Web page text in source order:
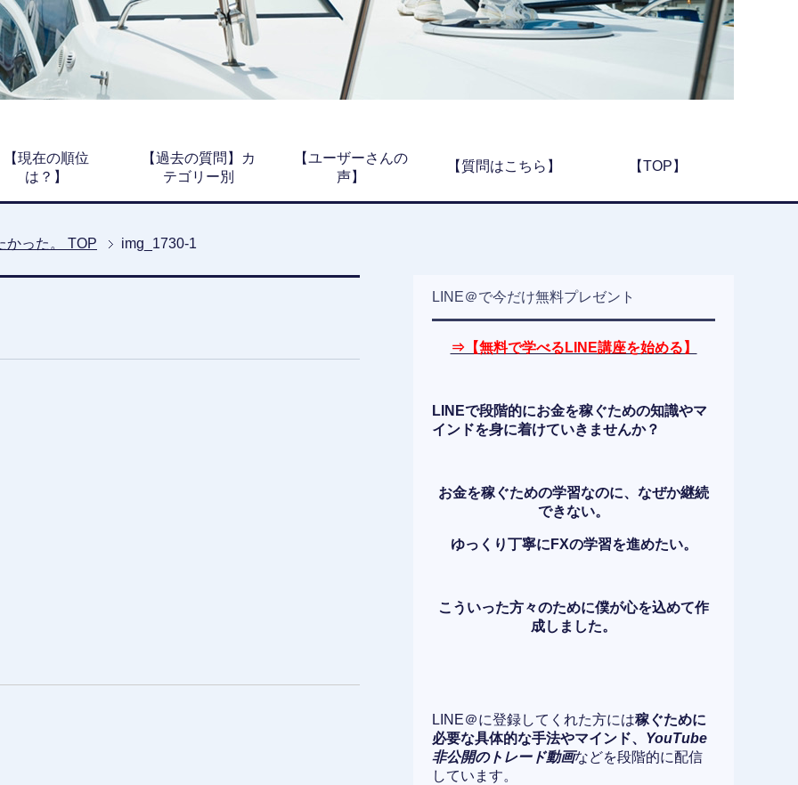
【現在の順位
は？】
【過去の質問】カ
テゴリー別
【ユーザーさんの
声】
【質問はこちら】 【TOP】
った。 TOP img_1730-1
LINE＠で今だけ無料プレゼント
⇒【無料で学べるLINE講座を始める】
LINEで段階的にお金を稼ぐための知識やマ
インドを身に着けていきませんか？
お金を稼ぐための学習なのに、なぜか継続
できない。
ゆっくり丁寧にFXの学習を進めたい。
こういった方々のために僕が心を込めて作
成しました。
LINE＠に登録してくれた方には稼ぐために
必要な具体的な手法やマインド、 YouTube
非公開のトレード動画などを段階的に配信
しています。